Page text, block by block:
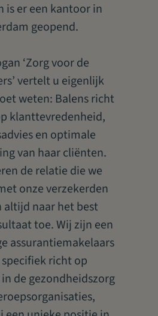
aan
is er een kantoor in
geopend.
‘Zorg voor de
vertelt u eigenlijk
weten: Balens richt
klanttevredenheid,
en optimale
van haar cliënten.
de relatie die we
onze verzekerden
altijd naar het best
toe. Wij zijn een
assurantiemakelaars
richt op
de gezondheidszorg